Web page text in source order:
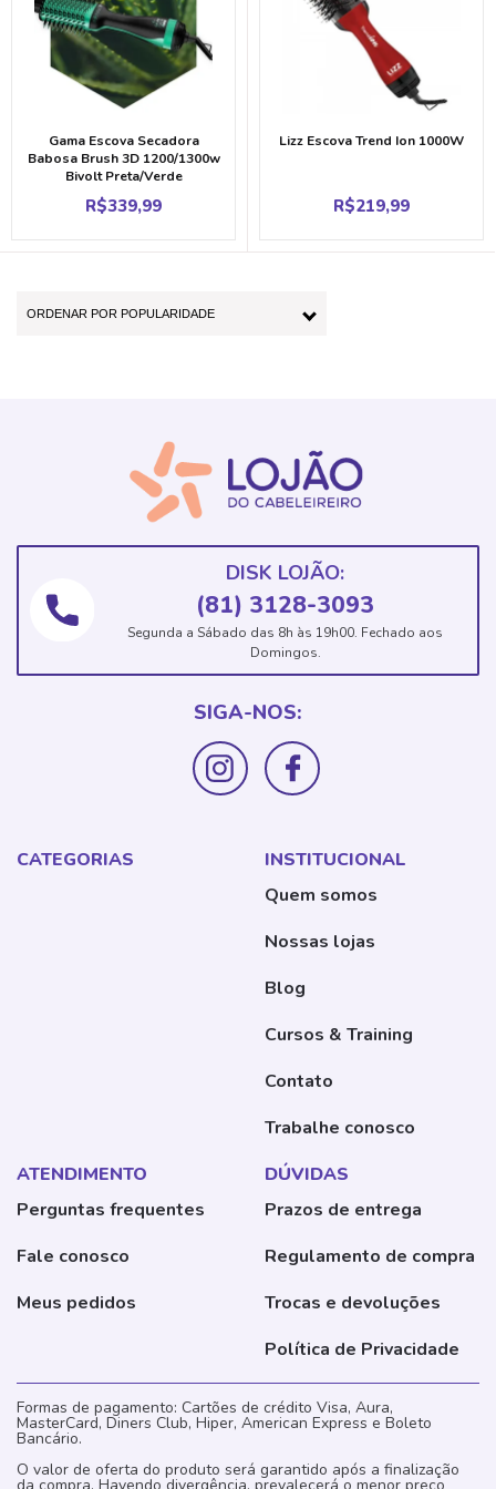
Gama Escova Secadora
Babosa Brush 3D 1200/1300w
Bivolt Preta/Verde
R$339,99
Lizz Escova Trend Ion 1000W
R$219,99
DISK LOJÃO:
(81) 3128-3093
Segunda a Sábado das 8h às 19h00. Fechado aos
Domingos.
SIGA-NOS:
CATEGORIAS
INSTITUCIONAL
Quem somos
Nossas lojas
Blog
Cursos & Training
Contato
Trabalhe conosco
ATENDIMENTO
Perguntas frequentes
Fale conosco
Meus pedidos
DÚVIDAS
Prazos de entrega
Regulamento de compra
Trocas e devoluções
Política de Privacidade
Formas de pagamento: Cartões de crédito Visa, Aura,
MasterCard, Diners Club, Hiper, American Express e Boleto
Bancário.
O valor de oferta do produto será garantido após a finalização
da compra. Havendo divergência, prevalecerá o menor preço